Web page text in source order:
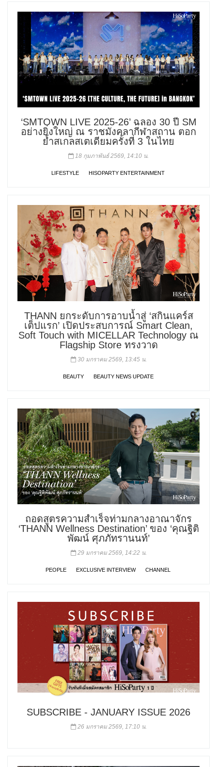
‘SMTOWN LIVE 2025-26’ ฉลอง 30 ปี SM
อย่างยิ่งใหญ่ ณ ราชมังคลากีฬาสถาน ตอก
ย้ำสเกลสเตเดียมครั้งที่ 3 ในไทย
18 กุมภาพันธ์ 2569, 14:10 น.
LIFESTYLE HISOPARTY ENTERTAINMENT
THANN ยกระดับการอาบน้ำสู่ ‘สกินแคร์ส
เต็ปแรก’ เปิดประสบการณ์ Smart Clean,
Soft Touch with MICELLAR Technology ณ
Flagship Store ทรงวาด
30 มกราคม 2569, 13:45 น.
BEAUTY BEAUTY NEWS UPDATE
ถอดสูตรความสำเร็จท่ามกลางอาณาจักร
‘THANN Wellness Destination’ ของ ‘คุณฐิติ
พัฒน์ ศุภภัทรานนท์’
29 มกราคม 2569, 14:22 น.
PEOPLE EXCLUSIVE INTERVIEW CHANNEL
SUBSCRIBE - JANUARY ISSUE 2026
26 มกราคม 2569, 17:10 น.